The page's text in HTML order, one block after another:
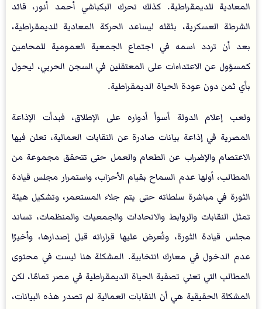
المعادية للديمقراطية. كذلك تحرك البكباشي أحمد أنور، قائد
الشرطة العسكرية، بثقله ليساعد الحركة المعادية للديمقراطية،
بعد أن تردد اسمه في اجتماع الجمعية العمومية للمحامين
كمسؤول عن الاعتداءات على المعتقلين في السجن الحربي، ليحول
بأي ثمن دون عودة الحياة الديمقراطية.
ولعب إعلام الدولة أسوأ أدواره على الإطلاق، فبدأت الإذاعة
المصرية في إذاعة بيانات صادرة عن النقابات العمالية، تعلن فيها
الاعتصام والإضراب عن الطعام والعمل حتى تتحقق مجموعة من
المطالب، أولها عدم السماح بقيام الأحزاب، واستمرار مجلس قيادة
الثورة في مباشرة سلطاته حتى يتم جلاء المستعمر، وتشكيل هيئة
تمثل النقابات والروابط والاتحادات والجمعيات والمنظمات، تساند
مجلس قيادة الثورة، وتُعرض عليها قراراته قبل إصدارها، وأخيرًا
عدم الدخول في معارك انتخابية. المشكلة هنا ليست في محتوى
المطالب التي تعني تصفية الحياة الديمقراطية في مصر تمامًا، لكن
المشكلة الحقيقية هي أن النقابات العمالية لم تصدر هذه البيانات،